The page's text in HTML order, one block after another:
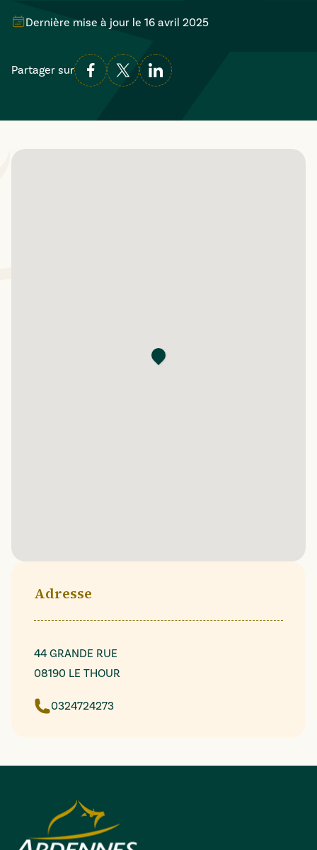
Dernière mise à jour le 16 avril 2025
Partager sur
Adresse
44 GRANDE RUE
08190 LE THOUR
0324724273